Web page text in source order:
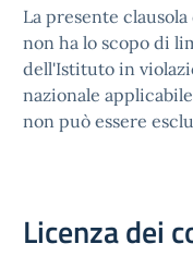
La presente
non ha lo scopo di
dell'Istituto in
nazionale
non può essere
Licenza dei